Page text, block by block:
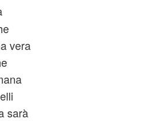
vera
sarà